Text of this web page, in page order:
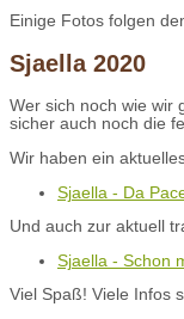
Einige Fotos folgen
Sjaella 2020
Wer sich noch wie wir
sicher auch noch die
Wir haben ein
Sjaella - Da
Und auch zur aktuell
Sjaella - Schon
Viel Spaß! Viele Infos